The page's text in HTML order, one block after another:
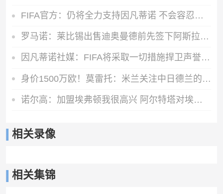
FIFA官方：仍将全力支持因凡蒂诺 不会容忍外界对FIFA诚信的攻击
罗马诺：莱比锡出售迪奥曼德前先签下阿斯拉尼，之后才会放他体检
因凡蒂诺社媒：FIFA将采取一切措施捍卫声誉，继续支持足球的发展
身价1500万欧！莫雷托：米兰关注中日德兰的智利前锋奥索里奥
诺尔高：加盟埃弗顿我很高兴 阿尔特塔对埃弗顿、莫耶斯充满赞美
相关录像
相关集锦